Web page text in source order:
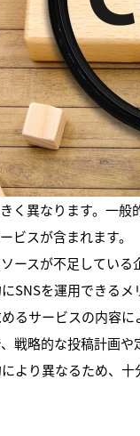
く異なります。一
ビスが含まれます。
ースが不足してい
SNSを運用できるメ
るサービスの内容
戦略的な投稿計画
より異なるため、